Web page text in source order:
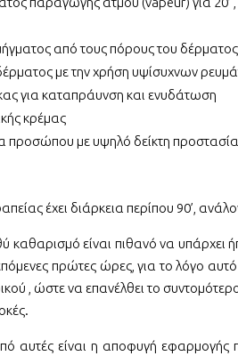
από τους πόρους του δέρματος
με την χρήση υψίσυχνων
για καταπράυνση και ενυδάτωση
κρέμας
προσώπου με υψηλό δείκτη
έχει διάρκεια περίπου 90’,
καθαρισμό είναι πιθανό να υπάρχει
πρώτες ώρες, για το λόγο
, ώστε να επανέλθει το
αυτές είναι η αποφυγή εφαρμογής